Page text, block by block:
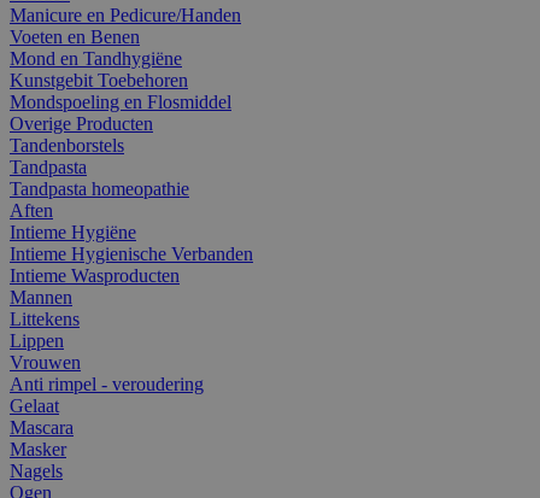
Manicure en Pedicure/Handen
Voeten en Benen
Mond en Tandhygiëne
Kunstgebit Toebehoren
Mondspoeling en Flosmiddel
Overige Producten
Tandenborstels
Tandpasta
Tandpasta homeopathie
Aften
Intieme Hygiëne
Intieme Hygienische Verbanden
Intieme Wasproducten
Mannen
Littekens
Lippen
Vrouwen
Anti rimpel - veroudering
Gelaat
Mascara
Masker
Nagels
Ogen